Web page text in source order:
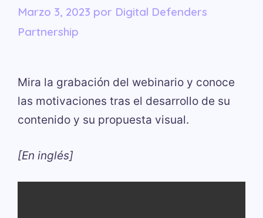
marzo 3, 2023 por Digital Defenders
Partnership
Mira la grabación del webinario y conoce
las motivaciones tras el desarrollo de su
contenido y su propuesta visual.
[En inglés]